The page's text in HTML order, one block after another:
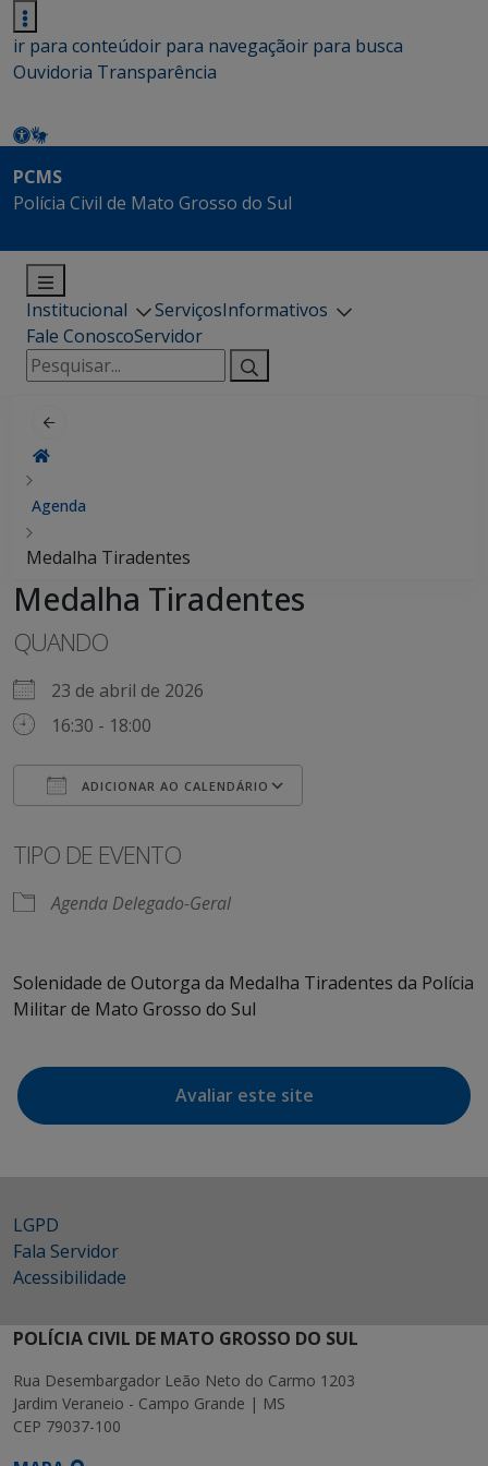
ir para conteúdoir para navegaçãoir para busca
Ouvidoria Transparência
PCMS
Polícia Civil de Mato Grosso do Sul
Institucional ServiçosInformativos
Fale ConoscoServidor
Pesquisar
por:
Agenda
Medalha Tiradentes
Medalha Tiradentes
QUANDO
23 de abril de 2026
16:30 - 18:00
ADICIONAR AO CALENDÁRIO
TIPO DE EVENTO
Agenda Delegado-Geral
Solenidade de Outorga da Medalha Tiradentes da Polícia
Militar de Mato Grosso do Sul
Avaliar este site
LGPD
Fala Servidor
Acessibilidade
POLÍCIA CIVIL DE MATO GROSSO DO SUL
Rua Desembargador Leão Neto do Carmo 1203
Jardim Veraneio - Campo Grande | MS
CEP 79037-100